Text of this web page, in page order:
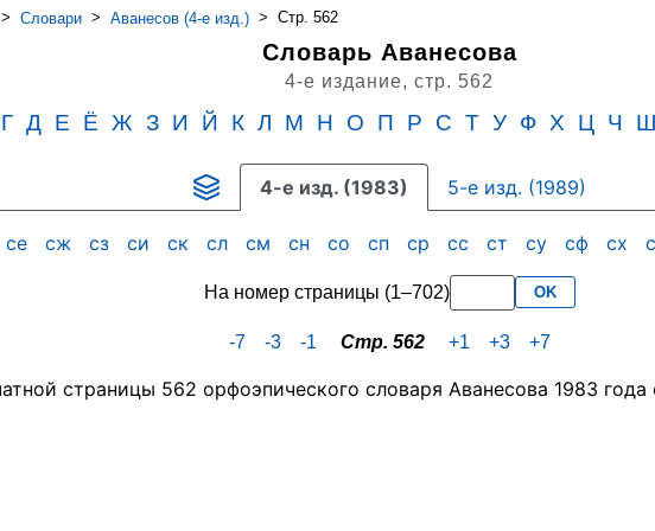
> Словари > Аванесов (4-е изд.) > Стр. 562
Словарь Аванесова
4-е издание, стр. 562
Г Д Е Ё Ж З И Й К Л М Н О П Р С Т У Ф Х Ц Ч Ш
4-е изд. (1983) 5-е изд. (1989)
се сж сз си ск сл см сн со сп ср сс ст су сф сх
На номер страницы (1–702) OK
-7 -3 -1 Стр. 562 +1 +3 +7